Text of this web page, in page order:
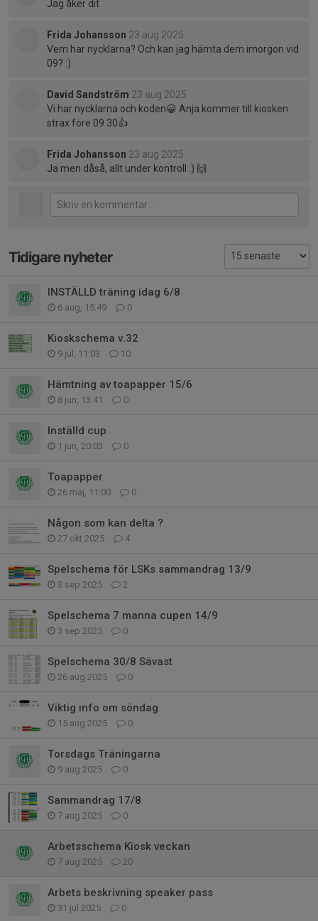
Jag åker dit
Frida Johansson 23 aug 2025
Vem har nycklarna? Och kan jag hämta dem imorgon vid
09? :)
David Sandström 23 aug 2025
Vi har nycklarna och koden😀 Anja kommer till kiosken
strax före 09.30👍
Frida Johansson 23 aug 2025
Ja men dåså, allt under kontroll :) 🙌
Tidigare nyheter
INSTÄLLD träning idag 6/8
6 aug, 15:49 0
Kioskschema v.32
9 jul, 11:03 10
Hämtning av toapapper 15/6
8 jun, 13:41 0
Inställd cup
1 jun, 20:03 0
Toapapper
26 maj, 11:00 0
Någon som kan delta ?
27 okt 2025 4
Spelschema för LSKs sammandrag 13/9
3 sep 2025 2
Spelschema 7 manna cupen 14/9
3 sep 2025 0
Spelschema 30/8 Sävast
26 aug 2025 0
Viktig info om söndag
15 aug 2025 0
Torsdags Träningarna
9 aug 2025 0
Sammandrag 17/8
7 aug 2025 0
Arbetsschema Kiosk veckan
7 aug 2025 20
Arbets beskrivning speaker pass
31 jul 2025 0